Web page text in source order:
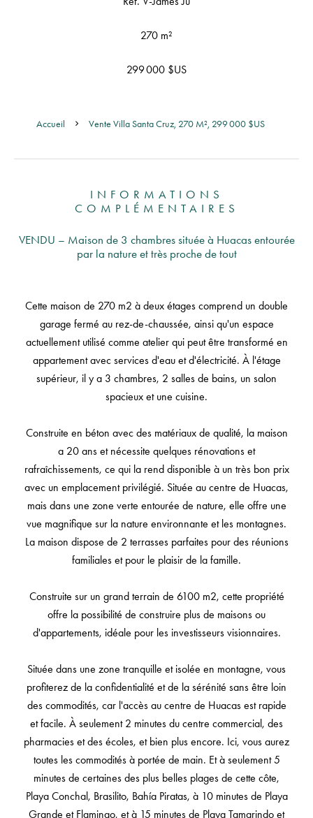
270 m²
299 000 $US
Accueil Vente Villa Santa Cruz, 270 M², 299 000 $US
INFORMATIONS
COMPLÉMENTAIRES
VENDU – Maison de 3 chambres située à Huacas entourée
par la nature et très proche de tout
Cette maison de 270 m2 à deux étages comprend un double
garage fermé au rez-de-chaussée, ainsi qu'un espace
actuellement utilisé comme atelier qui peut être transformé en
appartement avec services d'eau et d'électricité. À l'étage
supérieur, il y a 3 chambres, 2 salles de bains, un salon
spacieux et une cuisine.
Construite en béton avec des matériaux de qualité, la maison
a 20 ans et nécessite quelques rénovations et
rafraîchissements, ce qui la rend disponible à un très bon prix
avec un emplacement privilégié. Située au centre de Huacas,
mais dans une zone verte entourée de nature, elle offre une
vue magnifique sur la nature environnante et les montagnes.
La maison dispose de 2 terrasses parfaites pour des réunions
familiales et pour le plaisir de la famille.
Construite sur un grand terrain de 6100 m2, cette propriété
offre la possibilité de construire plus de maisons ou
d'appartements, idéale pour les investisseurs visionnaires.
Située dans une zone tranquille et isolée en montagne, vous
profiterez de la confidentialité et de la sérénité sans être loin
des commodités, car l'accès au centre de Huacas est rapide
et facile. À seulement 2 minutes du centre commercial, des
pharmacies et des écoles, et bien plus encore. Ici, vous aurez
toutes les commodités à portée de main. Et à seulement 5
minutes de certaines des plus belles plages de cette côte,
Playa Conchal, Brasilito, Bahía Piratas, à 10 minutes de Playa
Grande et Flamingo, et à 15 minutes de Playa Tamarindo et